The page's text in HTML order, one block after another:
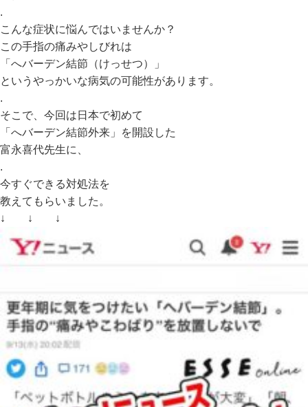
.
こんな症状に悩んではいませんか？
この手指の痛みやしびれは
「へバーデン結節（けっせつ）」
というやっかいな病気の可能性があります。
.
そこで、今回は日本で初めて
「へバーデン結節外来」を開設した
富永喜代先生に、
.
今すぐできる対処法を
教えてもらいました。
↓ ↓ ↓